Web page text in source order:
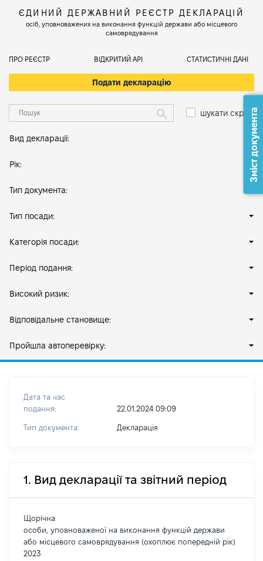
ЄДИНИЙ ДЕРЖАВНИЙ РЕЄСТР ДЕКЛАРАЦІЙ
осіб, уповноважених на виконання функцій держави або місцевого
самоврядування
ПРО РЕЄСТР ВІДКРИТИЙ АРІ СТАТИСТИЧНІ ДАНІ
Подати декларацію
шукати скрізь
Вид декларації:
Рік:
Тип документа:
Тип посади:
Категорія посади:
Період подання:
Високий ризик:
Відповідальне становище:
Пройшла автоперевірку:
Дата та час
подання:
22.01.2024 09:09
Тип документа: Декларація
1. Вид декларації та звітний період
Щорічна
особи, уповноваженої на виконання функцій держави
або місцевого самоврядування (охоплює попередній рік)
2023
Зміст документа